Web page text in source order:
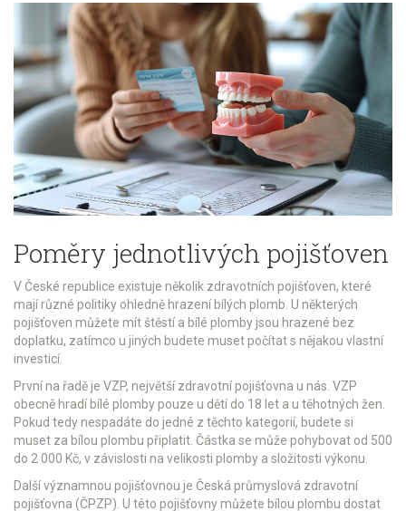
Poměry jednotlivých pojišťoven
V České republice existuje několik zdravotních pojišťoven, které
mají různé politiky ohledně hrazení bílých plomb. U některých
pojišťoven můžete mít štěstí a bílé plomby jsou hrazené bez
doplatku, zatímco u jiných budete muset počítat s nějakou vlastní
investicí.
První na řadě je VZP, největší zdravotní pojišťovna u nás. VZP
obecně hradí bílé plomby pouze u dětí do 18 let a u těhotných žen.
Pokud tedy nespadáte do jedné z těchto kategorií, budete si
muset za bílou plombu připlatit. Částka se může pohybovat od 500
do 2 000 Kč, v závislosti na velikosti plomby a složitosti výkonu.
Další významnou pojišťovnou je Česká průmyslová zdravotní
pojišťovna (ČPZP). U této pojišťovny můžete bílou plombu dostat